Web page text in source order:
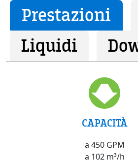
Prestazioni
Liquidi
CAPACITÀ
a 450 GPM
a 102 m³/h